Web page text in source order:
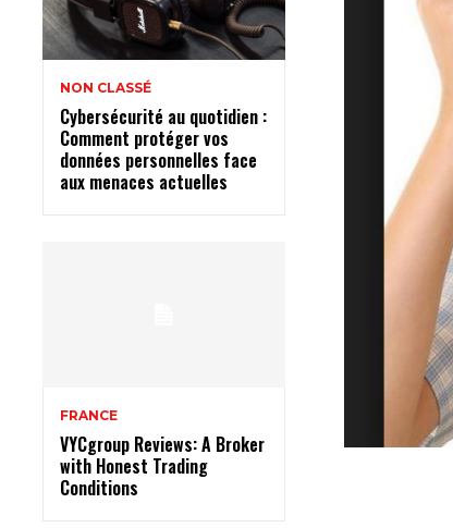
NON CLASSÉ
Cybersécurité au quotidien :
Comment protéger vos
données personnelles face
aux menaces actuelles
FRANCE
VYCgroup Reviews: A Broker
with Honest Trading
Conditions